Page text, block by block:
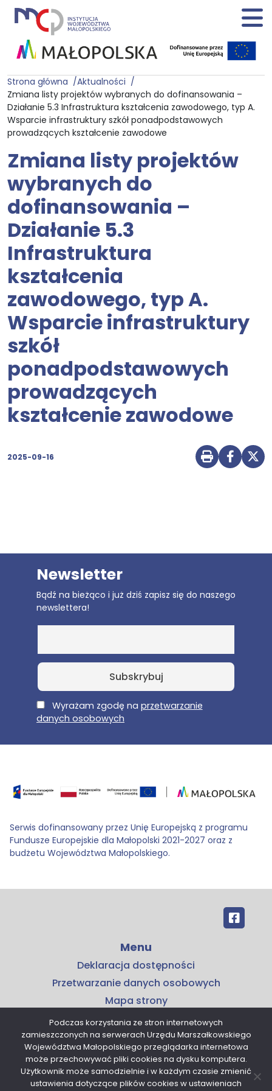
Strona główna
Aktualności
Zmiana listy projektów wybranych do dofinansowania –
Działanie 5.3 Infrastruktura kształcenia zawodowego, typ A.
Wsparcie infrastruktury szkół ponadpodstawowych
prowadzących kształcenie zawodowe
Zmiana listy projektów
wybranych do
dofinansowania –
Działanie 5.3
Infrastruktura
kształcenia
zawodowego, typ A.
Wsparcie infrastruktury
szkół
ponadpodstawowych
prowadzących
kształcenie zawodowe
2025-09-16 Drukuj
Newsletter
Bądź na bieżąco i już dziś zapisz się do naszego
newslettera!
E-MailWyrażam zgodę na przetwarzanie
danych osobowych
Serwis dofinansowany przez Unię Europejską z programu
Fundusze Europejskie dla Małopolski 2021-2027 oraz z
budżetu Województwa Małopolskiego.
Menu
Deklaracja dostępności
Przetwarzanie danych osobowych
Mapa strony
Kontakt
Kontakt
Małopolskie Centrum Przedsiębiorczości
ul. Armii Krajowej 16
30-150 Kraków
Podczas korzystania ze stron internetowych
zamieszczonych na serwerach Urzędu Marszałkowskiego
Województwa Małopolskiego przeglądarka internetowa
może przechowywać pliki cookies na dysku komputera.
Użytkownik może samodzielnie i w każdym czasie zmienić
ustawienia dotyczące plików cookies w ustawieniach